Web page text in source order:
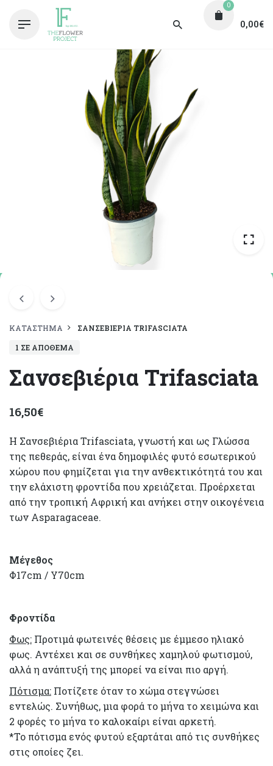
0,00€
0
ΚΑΤΆΣΤΗΜΑ
ΣΑΝΣΕΒΙΈΡΙΑ TRIFASCIATA
1 ΣΕ ΑΠΌΘΕΜΑ
Σανσεβιέρια Trifasciata
16,50€
Η Σανσεβιέρια Trifasciata, γνωστή και ως Γλώσσα
της πεθεράς, είναι ένα δημοφιλές φυτό εσωτερικού
χώρου που φημίζεται για την ανθεκτικότητά του και
την ελάχιστη φροντίδα που χρειάζεται. Προέρχεται
από την τροπική Αφρική και ανήκει στην οικογένεια
των Asparagaceae.
Μέγεθος
Φ17cm / Υ70cm
Φροντίδα
Φως: Προτιμά φωτεινές θέσεις με έμμεσο ηλιακό
φως. Αντέχει και σε συνθήκες χαμηλού φωτισμού,
αλλά η ανάπτυξή της μπορεί να είναι πιο αργή.
Πότισμα: Ποτίζετε όταν το χώμα στεγνώσει
εντελώς. Συνήθως, μια φορά το μήνα το χειμώνα και
2 φορές το μήνα το καλοκαίρι είναι αρκετή.
*Το πότισμα ενός φυτού εξαρτάται από τις συνθήκες
στις οποίες ζει.